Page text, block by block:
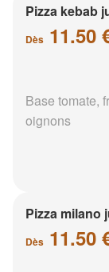
Pizza kebab
Dès 11.50
Base tomate,
oignons
Pizza milano
Dès 11.50